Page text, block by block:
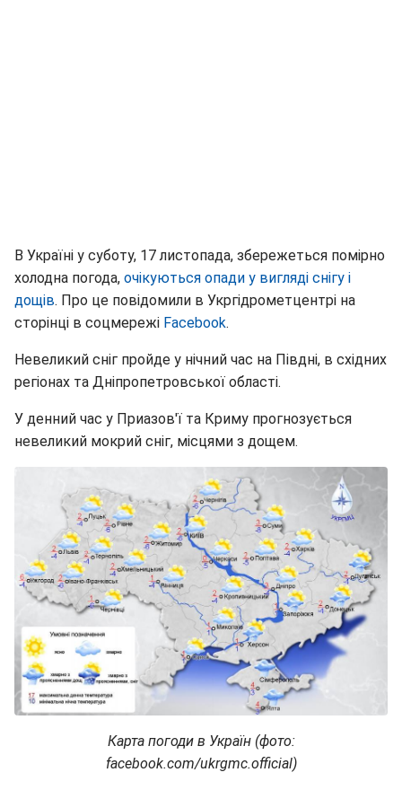
В Україні у суботу, 17 листопада, збережеться помірно
холодна погода, очікуються опади у вигляді снігу і
дощів. Про це повідомили в Укргідрометцентрі на
сторінці в соцмережі Facebook.
Невеликий сніг пройде у нічний час на Півдні, в східних
регіонах та Дніпропетровської області.
У денний час у Приазов'ї та Криму прогнозується
невеликий мокрий сніг, місцями з дощем.
Карта погоди в Україн (фото:
facebook.com/ukrgmc.official)